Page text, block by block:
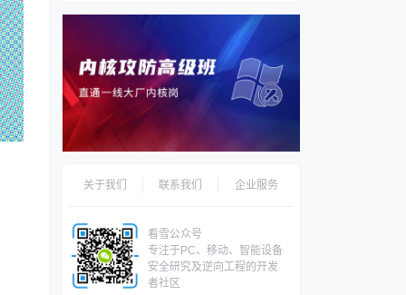
关于我们 联系我们 企业服务
看雪公众号
专注于PC、移动、智能设备
安全研究及逆向工程的开发
者社区